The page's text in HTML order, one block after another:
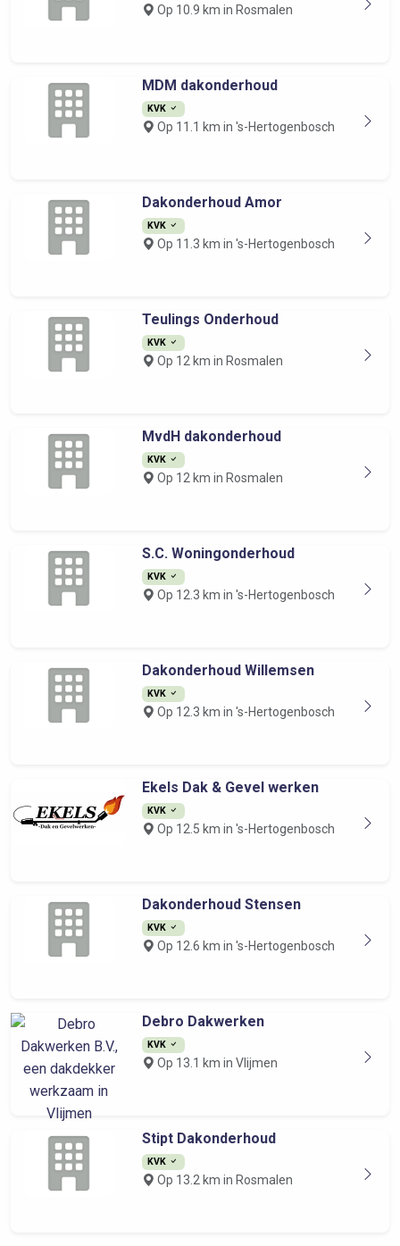
Op 10.9 km in Rosmalen
MDM dakonderhoud
KVK
Op 11.1 km in 's-Hertogenbosch
Dakonderhoud Amor
KVK
Op 11.3 km in 's-Hertogenbosch
Teulings Onderhoud
KVK
Op 12 km in Rosmalen
MvdH dakonderhoud
KVK
Op 12 km in Rosmalen
S.C. Woningonderhoud
KVK
Op 12.3 km in 's-Hertogenbosch
Dakonderhoud Willemsen
KVK
Op 12.3 km in 's-Hertogenbosch
Ekels Dak & Gevel werken
KVK
Op 12.5 km in 's-Hertogenbosch
Dakonderhoud Stensen
KVK
Op 12.6 km in 's-Hertogenbosch
Debro Dakwerken
KVK
Op 13.1 km in Vlijmen
Stipt Dakonderhoud
KVK
Op 13.2 km in Rosmalen